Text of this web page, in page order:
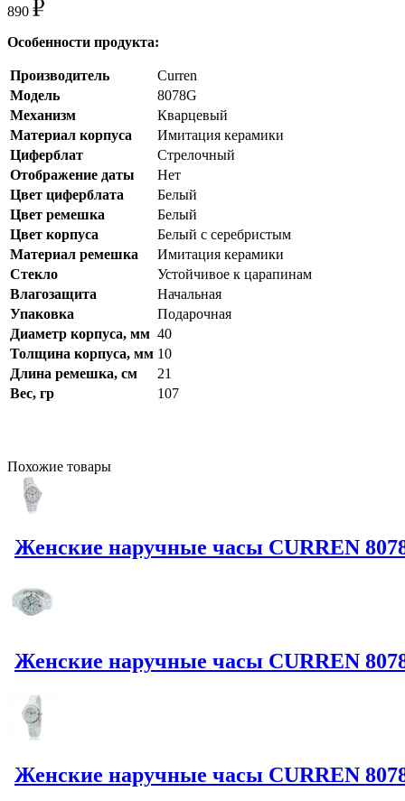
890
Особенности продукта:
Производитель
Curren
Модель
8078G
Механизм
Кварцевый
Материал корпуса
Имитация керамики
Циферблат
Стрелочный
Отображение даты
Нет
Цвет циферблата
Белый
Цвет ремешка
Белый
Цвет корпуса
Белый с серебристым
Материал ремешка
Имитация керамики
Стекло
Устойчивое к царапинам
Влагозащита
Начальная
Упаковка
Подарочная
Диаметр корпуса, мм 40
Толщина корпуса, мм 10
Длина ремешка, см
21
Вес, гр
107
Похожие товары
Женские наручные часы CURREN
Женские наручные часы CURREN
Женские наручные часы CURREN